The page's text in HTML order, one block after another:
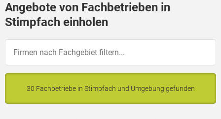
Angebote von Fachbetrieben in
Stimpfach einholen
30 Fachbetriebe in Stimpfach und Umgebung gefunden